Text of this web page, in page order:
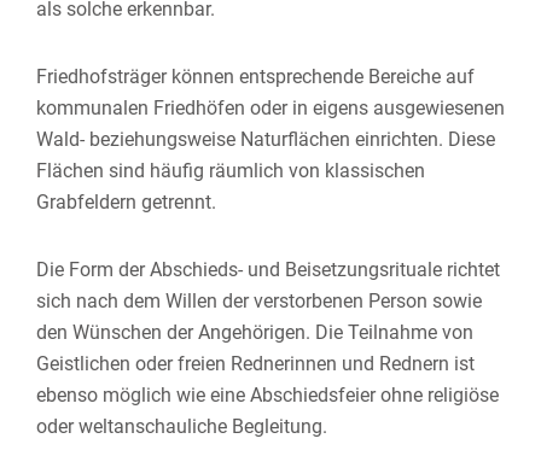
als solche erkennbar.
Friedhofsträger können entsprechende Bereiche auf
kommunalen Friedhöfen oder in eigens ausgewiesenen
Wald- beziehungsweise Naturflächen einrichten. Diese
Flächen sind häufig räumlich von klassischen
Grabfeldern getrennt.
Die Form der Abschieds- und Beisetzungsrituale richtet
sich nach dem Willen der verstorbenen Person sowie
den Wünschen der Angehörigen. Die Teilnahme von
Geistlichen oder freien Rednerinnen und Rednern ist
ebenso möglich wie eine Abschiedsfeier ohne religiöse
oder weltanschauliche Begleitung.